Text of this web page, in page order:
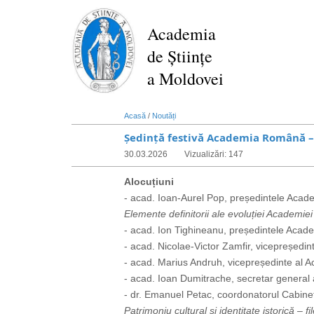
Academia
de Științe
a Moldovei
Acasă / Noutăți
Ședință festivă Academia Română
30.03.2026 Vizualizări: 147
Alocuțiuni
- acad. Ioan-Aurel Pop, președintele
Elemente definitorii ale evoluției
- acad. Ion Tighineanu, președintele
- acad. Nicolae-Victor Zamfir,
- acad. Marius Andruh, vicepreședinte al
- acad. Ioan Dumitrache, secretar
- dr. Emanuel Petac, coordonatorul
Patrimoniu cultural și identitate istorică –